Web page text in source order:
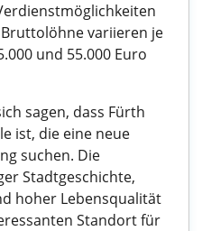
variieren je
und 55.000 Euro
sagen, dass Fürth
ist, die eine neue
suchen. Die
Stadtgeschichte,
hoher Lebensqualität
Standort für